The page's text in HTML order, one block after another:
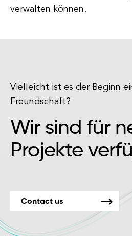
verwalten können.
Vielleicht ist es der Beginn
Freundschaft?
Wir sind für
Projekte
Contact us